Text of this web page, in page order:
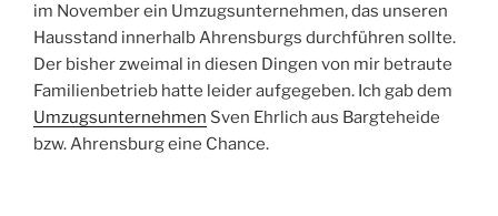
im November ein Umzugsunternehmen, das unseren
Hausstand innerhalb Ahrensburgs durchführen sollte.
Der bisher zweimal in diesen Dingen von mir betraute
Familienbetrieb hatte leider aufgegeben. Ich gab dem
Umzugsunternehmen Sven Ehrlich aus Bargteheide
bzw. Ahrensburg eine Chance.